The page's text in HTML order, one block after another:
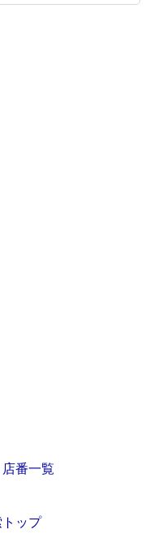
番一覧
ップ